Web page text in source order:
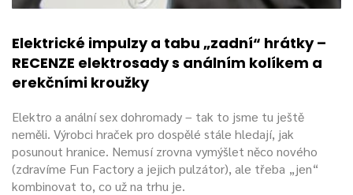
Elektrické impulzy a tabu „zadní“ hrátky –
RECENZE elektrosady s análním kolíkem a
erekčními kroužky
Elektro a anální sex dohromady – tak to jsme tu ještě
neměli. Výrobci hraček pro dospělé stále hledají, jak
posunout hranice. Nemusí zrovna vymýšlet něco nového
(zdravíme Fun Factory a jejich pulzátor), ale třeba „jen“
kombinovat to, co už na trhu je.